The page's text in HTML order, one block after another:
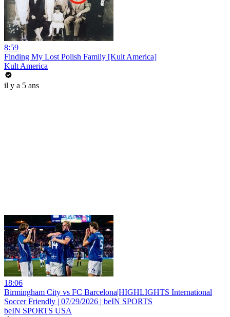
8:59
Finding My Lost Polish Family [Kult America]
Kult America
il y a 5 ans
18:06
Birmingham City vs FC Barcelona|HIGHLIGHTS International
Soccer Friendly | 07/29/2026 | beIN SPORTS
beIN SPORTS USA